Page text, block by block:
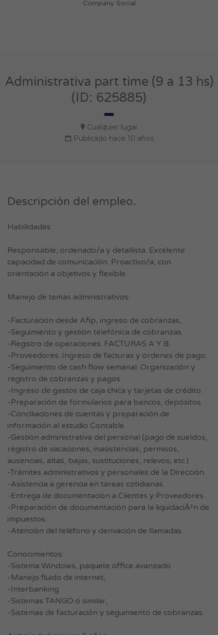
Company Social
Administrativa part time (9 a 13 hs)
(ID: 625885)
Cualquier lugar
Publicado hace 10 años
Descripción del empleo.
Habilidades
Responsable, ordenado/a y detallista. Excelente
capacidad de comunicación. Proactivo/a, con
orientación a objetivos y flexible.
Manejo de temas administrativos:
-Facturación desde Afip, ingreso de cobranzas,
-Seguimiento y gestión telefónica de cobranzas.
-Registro de operaciones. FACTURAS A Y B.
-Proveedores: Ingreso de facturas y órdenes de pago.
-Seguimiento de cash flow semanal. Organización y
registro de cobranzas y pagos.
-Ingreso de gastos de caja chica y tarjetas de crédito.
-Preparación de formularios para bancos, depósitos.
-Conciliaciones de cuentas y preparación de
información al estudio Contable.
-Gestión administrativa del personal (pago de sueldos,
registro de vacaciones, inasistencias, permisos,
ausencias, altas, bajas, sustituciones, relevos, etc.)
-Trámites administrativos y personales de la Dirección.
-Asistencia a gerencia en tareas cotidianas.
-Entrega de documentación a Clientes y Proveedores.
-Preparación de documentación para la liquidaciÃ²n de
impuestos.
-Atención del teléfono y derivación de llamadas.
Conocimientos:
-Sistema Windows, paquete office avanzado
-Manejo fluido de internet,
-Interbanking
-Sistemas TANGO ó similar,
-Sistemas de facturación y seguimiento de cobranzas.